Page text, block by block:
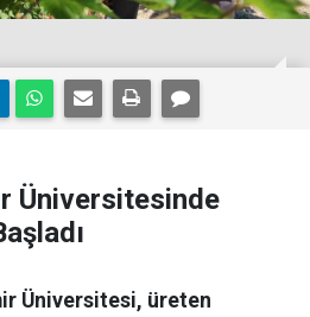
Üniversitesinde
Üniversitesi, üreten